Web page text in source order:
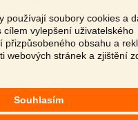
používají soubory cookies a
cílem vylepšení uživatelského
přizpůsobeného obsahu a
webových stránek a zjištění
Souhlasím